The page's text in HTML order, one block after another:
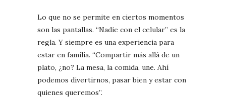
Lo que no se permite en ciertos momentos
son las pantallas. “Nadie con el celular” es la
regla. Y siempre es una experiencia para
estar en familia. “Compartir más allá de un
plato, ¿no? La mesa, la comida, une. Ahí
podemos divertirnos, pasar bien y estar con
quienes queremos”.